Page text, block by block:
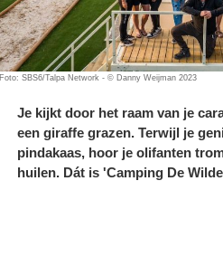
Foto: SBS6/Talpa Network - © Danny Weijman 2023
Je kijkt door het raam van je
een giraffe grazen. Terwijl je
pindakaas, hoor je olifanten
huilen. Dát is 'Camping De